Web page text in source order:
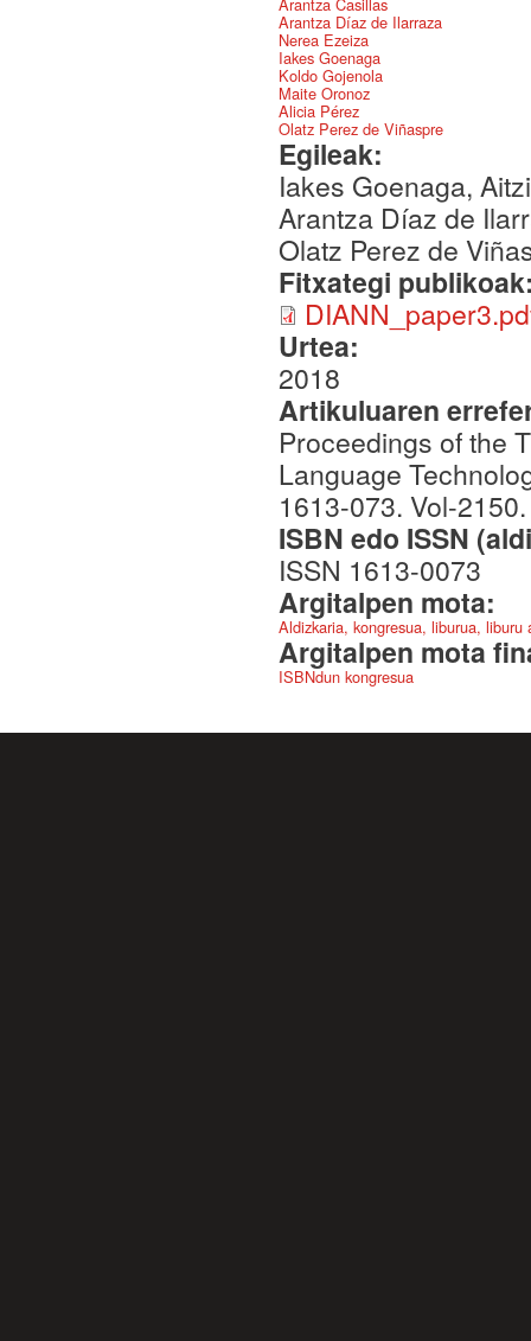
Arantza Díaz de Ilarraza
Nerea Ezeiza
Iakes Goenaga
Koldo Gojenola
Maite Oronoz
Alicia Pérez
Olatz Perez de Viñaspre
Egileak:
Iakes Goenaga,
Arantza Díaz de
Olatz Perez de
Fitxategi
Urtea:
2018
Artikuluaren
Proceedings of the
Language
1613-073. Vol-
ISBN edo ISSN
ISSN 1613-0073
Argitalpen mota:
Aldizkaria, kongresua, liburua,
Argitalpen mota
ISBNdun kongresua